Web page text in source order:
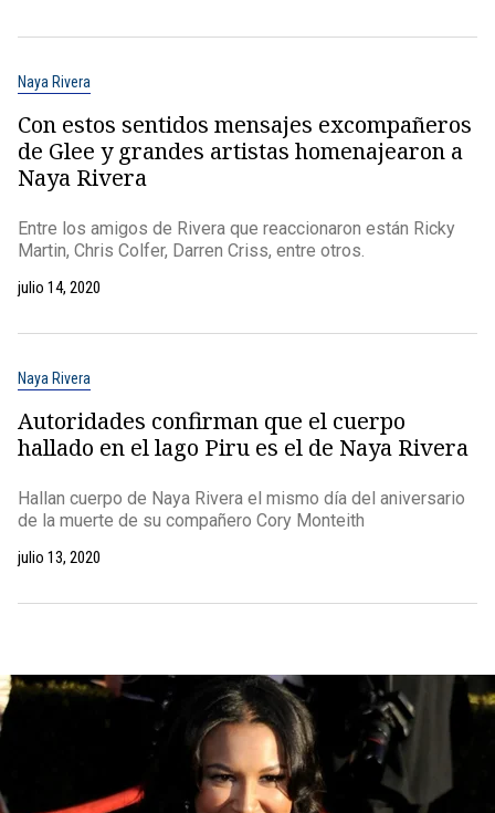
Naya Rivera
Con estos sentidos mensajes excompañeros
de Glee y grandes artistas homenajearon a
Naya Rivera
Entre los amigos de Rivera que reaccionaron están Ricky
Martin, Chris Colfer, Darren Criss, entre otros.
julio 14, 2020
Naya Rivera
Autoridades confirman que el cuerpo
hallado en el lago Piru es el de Naya Rivera
Hallan cuerpo de Naya Rivera el mismo día del aniversario
de la muerte de su compañero Cory Monteith
julio 13, 2020